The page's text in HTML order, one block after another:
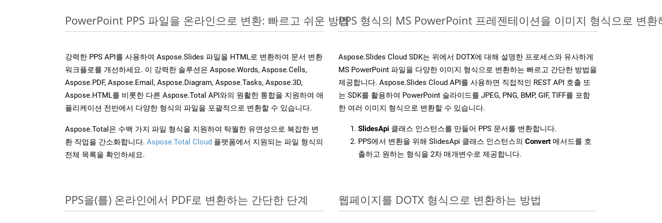
PowerPoint PPS 파일을 온라인으로 변환: 빠르고 쉬운 방법
강력한 PPS API를 사용하여 Aspose.Slides 파일을 HTML로 변환하여 문서 변환
워크플로를 개선하세요. 이 강력한 솔루션은 Aspose.Words, Aspose.Cells,
Aspose.PDF, Aspose.Email, Aspose.Diagram, Aspose.Tasks, Aspose.3D,
Aspose.HTML를 비롯한 다른 Aspose.Total API와의 원활한 통합을 지원하여 애
플리케이션 전반에서 다양한 형식의 파일을 포괄적으로 변환할 수 있습니다.
Aspose.Total은 수백 가지 파일 형식을 지원하여 탁월한 유연성으로 복잡한 변
환 작업을 간소화합니다. Aspose.Total Cloud 플랫폼에서 지원되는 파일 형식의
전체 목록을 확인하세요.
PPS 형식의 MS PowerPoint 프레젠테이션을 이미지 형식으로 변
Aspose.Slides Cloud SDK는 위에서 DOTX에 대해 설명한 프로세스와 유사하게
MS PowerPoint 파일을 다양한 이미지 형식으로 변환하는 빠르고 간단한 방법을
제공합니다. Aspose.Slides Cloud API를 사용하면 직접적인 REST API 호출 또
는 SDK를 활용하여 PowerPoint 슬라이드를 JPEG, PNG, BMP, GIF, TIFF를 포함
한 여러 이미지 형식으로 변환할 수 있습니다.
SlidesApi 클래스 인스턴스를 만들어 PPS 문서를 변환합니다.
PPS에서 변환을 위해 SlidesApi 클래스 인스턴스의 Convert 메서드를 호
출하고 원하는 형식을 2차 매개변수로 제공합니다.
PPS을(를) 온라인에서 PDF로 변환하는 간단한 단계 웹페이지를 DOTX 형식으로 변환하는 방법